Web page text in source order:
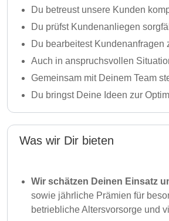
Du betreust unsere Kunden
Du prüfst Kundenanliegen
Du bearbeitest
Auch in anspruchsvollen
Gemeinsam mit Deinem Team
Du bringst Deine Ideen zur
Was wir Dir bieten
Wir schätzen Deinen Einsatz
sowie jährliche Prämien für
betriebliche Altersvorsorge und